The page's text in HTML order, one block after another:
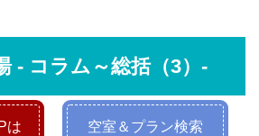
- コラム～総括（3）-
は
空室＆プラン検索